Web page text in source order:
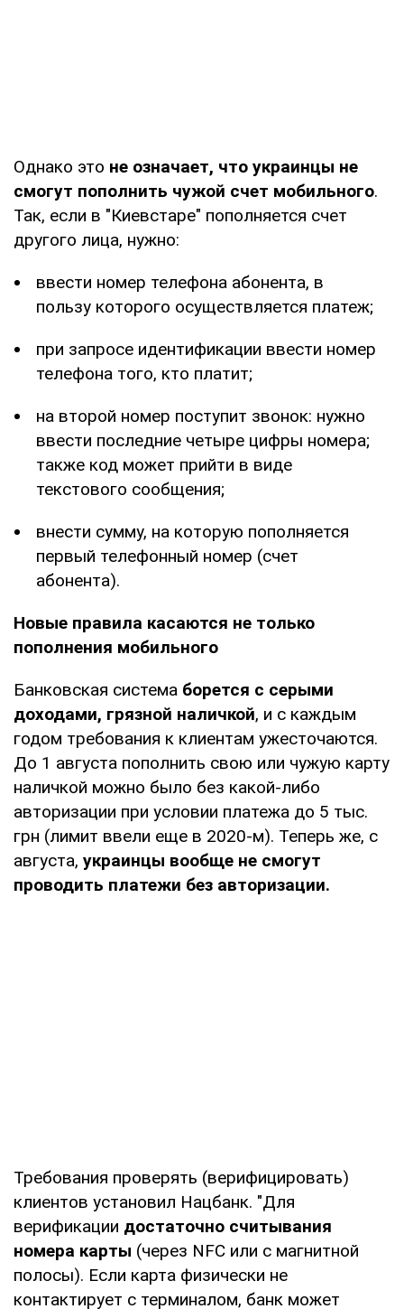
Однако это не означает, что украинцы не
смогут пополнить чужой счет мобильного.
Так, если в "Киевстаре" пополняется счет
другого лица, нужно:
ввести номер телефона абонента, в
пользу которого осуществляется платеж;
при запросе идентификации ввести номер
телефона того, кто платит;
на второй номер поступит звонок: нужно
ввести последние четыре цифры номера;
также код может прийти в виде
текстового сообщения;
внести сумму, на которую пополняется
первый телефонный номер (счет
абонента).
Новые правила касаются не только
пополнения мобильного
Банковская система борется с серыми
доходами, грязной наличкой, и с каждым
годом требования к клиентам ужесточаются.
До 1 августа пополнить свою или чужую карту
наличкой можно было без какой-либо
авторизации при условии платежа до 5 тыс.
грн (лимит ввели еще в 2020-м). Теперь же, с
августа, украинцы вообще не смогут
проводить платежи без авторизации.
Требования проверять (верифицировать)
клиентов установил Нацбанк. "Для
верификации достаточно считывания
номера карты (через NFC или с магнитной
полосы). Если карта физически не
контактирует с терминалом, банк может